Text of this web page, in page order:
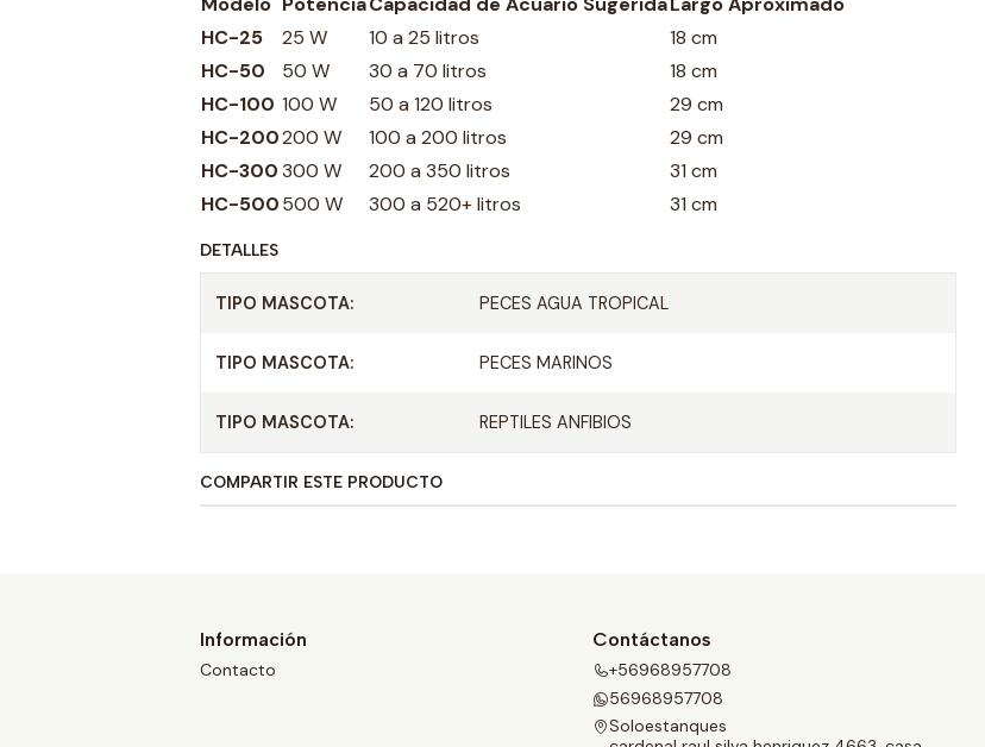
HC-25
25 W 10 a 25 litros
18 cm
HC-50
50 W 30 a 70 litros
18 cm
HC-100 100 W 50 a 120 litros
29 cm
HC-200200 W 100 a 200 litros
29 cm
HC-300300 W 200 a 350 litros
31 cm
HC-500500 W 300 a 520+ litros 31 cm
DETALLES
TIPO MASCOTA: PECES AGUA TROPICAL
TIPO MASCOTA: PECES MARINOS
TIPO MASCOTA: REPTILES ANFIBIOS
COMPARTIR ESTE PRODUCTO
Información
Contacto
Contáctanos
+56968957708
56968957708
Soloestanques